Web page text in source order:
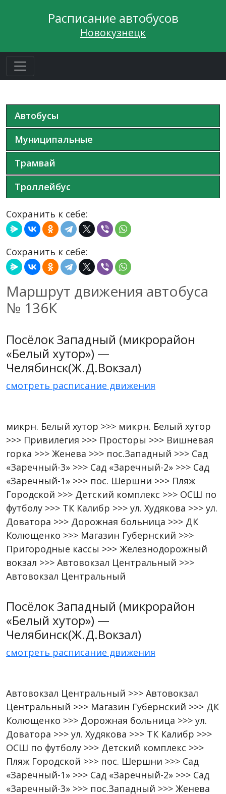
Расписание автобусов
Новокузнецк
Сохранить к себе:
Сохранить к себе:
Маршрут движения автобуса
№ 136К
Посёлок Западный (микрорайон
«Белый хутор») —
Челябинск(Ж.Д.Вокзал)
смотреть расписание движения
микрн. Белый хутор >>> микрн. Белый хутор
>>> Привилегия >>> Просторы >>> Вишневая
горка >>> Женева >>> пос.Западный >>> Сад
«Заречный-3» >>> Сад «Заречный-2» >>> Сад
«Заречный-1» >>> пос. Шершни >>> Пляж
Городской >>> Детский комплекс >>> ОСШ по
футболу >>> ТК Калибр >>> ул. Худякова >>> ул.
Доватора >>> Дорожная больница >>> ДК
Колющенко >>> Магазин Губернский >>>
Пригородные кассы >>> Железнодорожный
вокзал >>> Автовокзал Центральный >>>
Автовокзал Центральный
Посёлок Западный (микрорайон
«Белый хутор») —
Челябинск(Ж.Д.Вокзал)
смотреть расписание движения
Автовокзал Центральный >>> Автовокзал
Центральный >>> Магазин Губернский >>> ДК
Колющенко >>> Дорожная больница >>> ул.
Доватора >>> ул. Худякова >>> ТК Калибр >>>
ОСШ по футболу >>> Детский комплекс >>>
Пляж Городской >>> пос. Шершни >>> Сад
«Заречный-1» >>> Сад «Заречный-2» >>> Сад
«Заречный-3» >>> пос.Западный >>> Женева
Автобусы
Муниципальные
Трамвай
Троллейбус